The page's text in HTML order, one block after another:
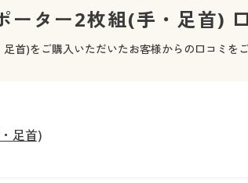
日用品
家具・収納
寝具・ベッド
美容・健康・サプリ
制
ジュ
ーター2枚組(手・足首)
首)をご購入いただいたお客様からの口コミをご
足首)